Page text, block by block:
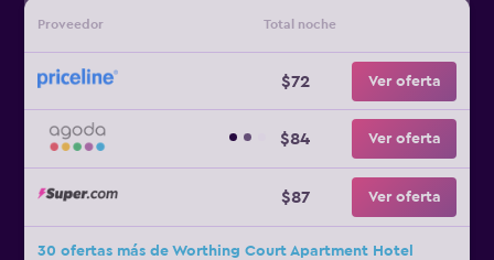
Proveedor Total noche
$72 Ver oferta
$84 Ver oferta
$87 Ver oferta
30 ofertas más de Worthing Court Apartment Hotel